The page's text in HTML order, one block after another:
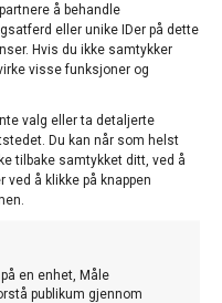
å behandle
eller unike IDer på dette
Hvis du ikke samtykker
visse funksjoner og
valg eller ta detaljerte
Du kan når som helst
tilbake samtykket ditt, ved å
ved å klikke på knappen
en enhet, Måle
publikum gjennom
stå i godkjende